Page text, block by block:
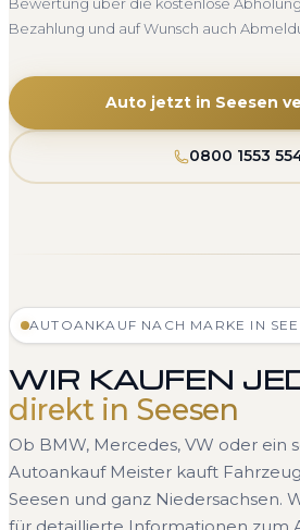
Bezahlung und auf Wunsch auch
Auto jetzt in Seesen
0800 1553
AUTOANKAUF NACH MARKE IN
WIR KAUFEN
direkt in Seesen
Ob BMW, Mercedes, VW oder
Autoankauf Meister kauft
Seesen und ganz Niedersachsen.